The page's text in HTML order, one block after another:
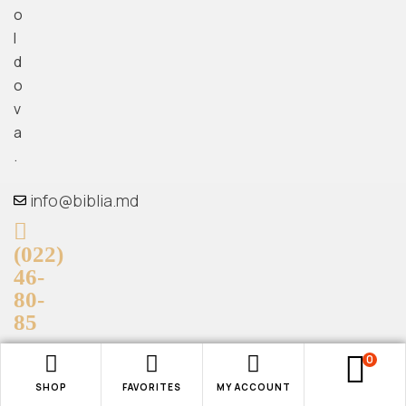
SHOP FAVORITES MY ACCOUNT
0
o
l
d
o
v
a
.
info@biblia.md
(022)
46-
80-
85